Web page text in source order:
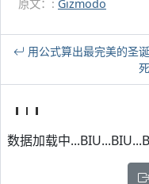
原文：: Gizmodo
用公式算出最完美的圣
数据加载中